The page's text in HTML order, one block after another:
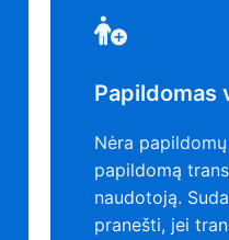
Papildomas
Nėra
papildomą
naudotoją.
pranešti, jei